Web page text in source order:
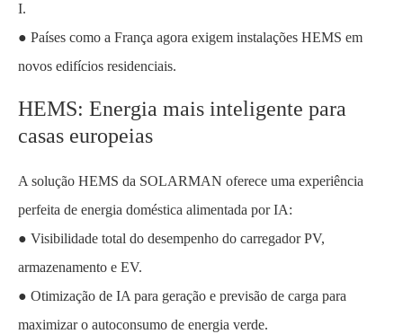
I.
● Países como a França agora exigem instalações HEMS em
novos edifícios residenciais.
HEMS: Energia mais inteligente para
casas europeias
A solução HEMS da SOLARMAN oferece uma experiência
perfeita de energia doméstica alimentada por IA:
● Visibilidade total do desempenho do carregador PV,
armazenamento e EV.
● Otimização de IA para geração e previsão de carga para
maximizar o autoconsumo de energia verde.